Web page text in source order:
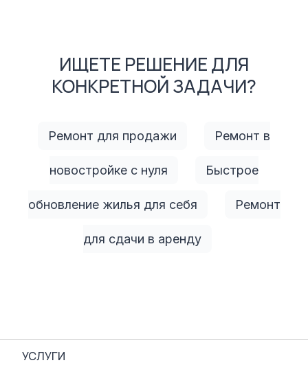
ИЩЕТЕ РЕШЕНИЕ ДЛЯ
КОНКРЕТНОЙ ЗАДАЧИ?
Ремонт для продажи Ремонт в
новостройке с нуля Быстрое
обновление жилья для себя Ремонт
для сдачи в аренду
УСЛУГИ